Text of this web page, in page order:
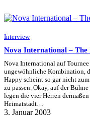
Interview
Nova International – The
Nova International auf
ungewöhnliche Kombination,
Happy scheint so gar nicht
zu passen. Okay, auf der
legen die vier Herren
Heimatstadt…
3. Januar 2003